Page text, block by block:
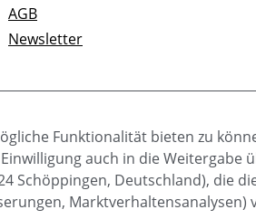
AGB
Newsletter
Funktionalität bieten zu
auch in die
Schöppingen, Deutschland), die
Marktverhaltensanalysen)